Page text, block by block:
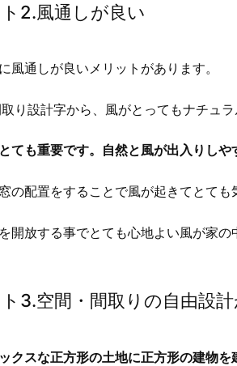
2.風通しが良い
風通しが良いメリットがあります。
り設計字から、風がとってもナチュ
ても重要です。自然と風が出入りしや
の配置をすることで風が起きてとても
開放する事でとても心地よい風が家
3.空間・間取りの自由設
クスな正方形の土地に正方形の建物を